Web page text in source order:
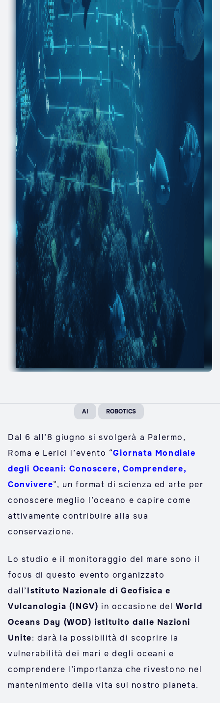
AI ROBOTICS
Dal 6 all’8 giugno si svolgerà a Palermo,
Roma e Lerici l’evento “Giornata Mondiale
degli Oceani: Conoscere, Comprendere,
Convivere”, un format di scienza ed arte per
conoscere meglio l’oceano e capire come
attivamente contribuire alla sua
conservazione.
Lo studio e il monitoraggio del mare sono il
focus di questo evento organizzato
dall’Istituto Nazionale di Geofisica e
Vulcanologia (INGV) in occasione delWorld
Oceans Day (WOD) istituito dalle Nazioni
Unite: darà la possibilità di scoprire la
vulnerabilità dei mari e degli oceani e
comprendere l’importanza che rivestono nel
mantenimento della vita sul nostro pianeta.